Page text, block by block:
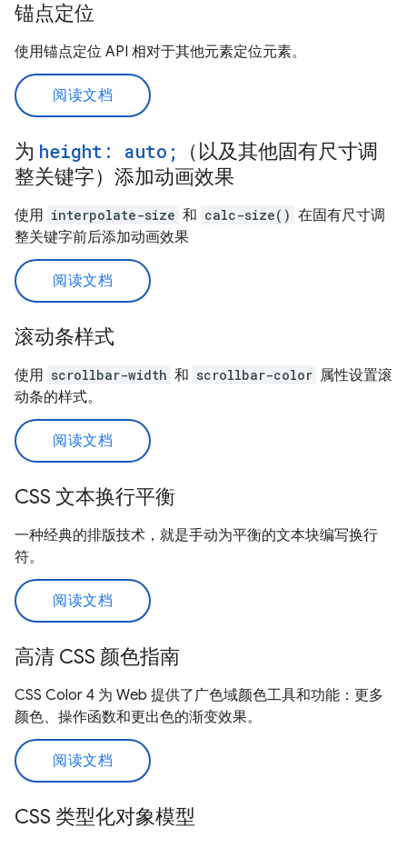
锚点定位
使用锚点定位 API 相对于其他元素定位元素。
阅读文档
为 height: auto;
（以及其他固有尺寸调
整关键字）添加动画效果
使用 interpolate-size 和 calc-size() 在固有尺寸调
整关键字前后添加动画效果
阅读文档
滚动条样式
使用 scrollbar-width 和 scrollbar-color 属性设置滚
动条的样式。
阅读文档
CSS 文本换行平衡
一种经典的排版技术，就是手动为平衡的文本块编写换行
符。
阅读文档
高清 CSS 颜色指南
CSS Color 4 为 Web 提供了广色域颜色工具和功能：更多
颜色、操作函数和更出色的渐变效果。
阅读文档
CSS 类型化对象模型